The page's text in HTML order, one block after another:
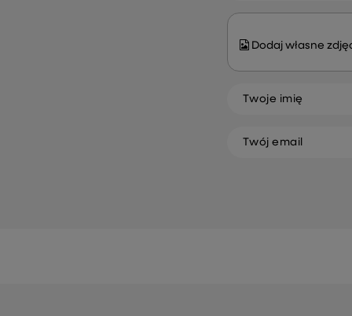
Dodaj własne
Twoje imię
Twój email